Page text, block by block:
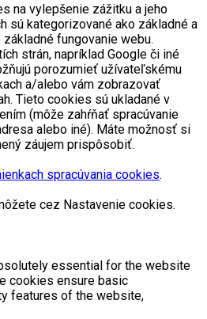
na vylepšenie zážitku a jeho
sú kategorizované ako základné a
fungovanie webu.
strán, napríklad Google či iné
porozumieť užívateľskému
a/alebo vám zobrazovať
Tieto cookies sú ukladané v
(môže zahŕňať spracúvanie
alebo iné). Máte možnosť si
záujem prispôsobiť.
spracúvania cookies.
cez Nastavenie cookies.
essential for the website
cookies ensure basic
features of the website,